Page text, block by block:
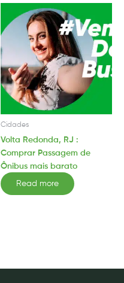
Cidades
Volta Redonda, RJ :
Comprar Passagem de
Ônibus mais barato
Read more